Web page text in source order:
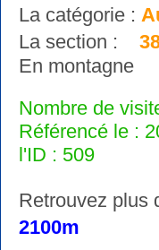
La catégorie :
La section :
En montagne
Nombre de
Référencé le :
l'ID : 509
Retrouvez plus
2100m